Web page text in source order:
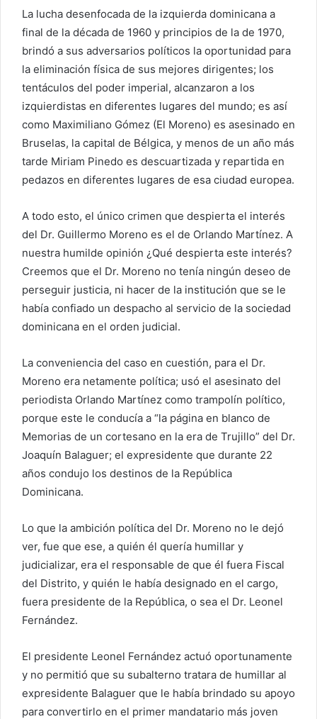
La lucha desenfocada de la izquierda dominicana a
final de la década de 1960 y principios de la de 1970,
brindó a sus adversarios políticos la oportunidad para
la eliminación física de sus mejores dirigentes; los
tentáculos del poder imperial, alcanzaron a los
izquierdistas en diferentes lugares del mundo; es así
como Maximiliano Gómez (El Moreno) es asesinado en
Bruselas, la capital de Bélgica, y menos de un año más
tarde Miriam Pinedo es descuartizada y repartida en
pedazos en diferentes lugares de esa ciudad europea.
A todo esto, el único crimen que despierta el interés
del Dr. Guillermo Moreno es el de Orlando Martínez. A
nuestra humilde opinión ¿Qué despierta este interés?
Creemos que el Dr. Moreno no tenía ningún deseo de
perseguir justicia, ni hacer de la institución que se le
había confiado un despacho al servicio de la sociedad
dominicana en el orden judicial.
La conveniencia del caso en cuestión, para el Dr.
Moreno era netamente política; usó el asesinato del
periodista Orlando Martínez como trampolín político,
porque este le conducía a “la página en blanco de
Memorias de un cortesano en la era de Trujillo” del Dr.
Joaquín Balaguer; el expresidente que durante 22
años condujo los destinos de la República
Dominicana.
Lo que la ambición política del Dr. Moreno no le dejó
ver, fue que ese, a quién él quería humillar y
judicializar, era el responsable de que él fuera Fiscal
del Distrito, y quién le había designado en el cargo,
fuera presidente de la República, o sea el Dr. Leonel
Fernández.
El presidente Leonel Fernández actuó oportunamente
y no permitió que su subalterno tratara de humillar al
expresidente Balaguer que le había brindado su apoyo
para convertirlo en el primer mandatario más joven